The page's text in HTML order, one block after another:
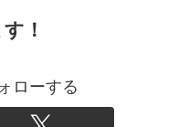
！
ローする